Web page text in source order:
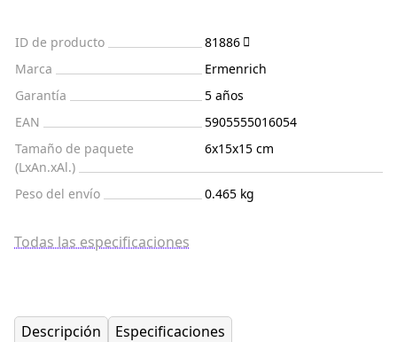
ID de producto
81886
Marca
Ermenrich
Garantía
5 años
EAN
5905555016054
Tamaño de paquete
(LxAn.xAl.)
6x15x15 cm
Peso del envío 0.465 kg
Todas las especificaciones
Descripción
Especificaciones